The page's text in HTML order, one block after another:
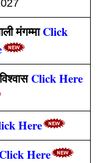
मंगम्माClick
Click Here
Here
Click Here